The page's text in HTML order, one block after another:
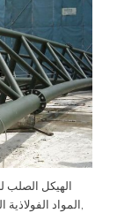
الهيكل الصلب